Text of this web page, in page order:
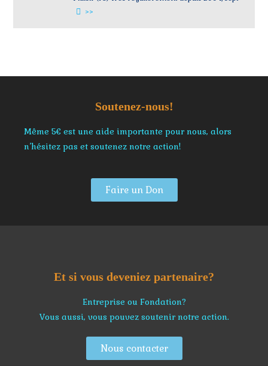
>>
Soutenez-nous!
Même 5€ est une aide importante pour nous, alors
n’hésitez pas et soutenez notre action!
Faire un Don
Et si vous deveniez partenaire?
Entreprise ou Fondation?
Vous aussi, vous pouvez soutenir notre action.
Nous contacter